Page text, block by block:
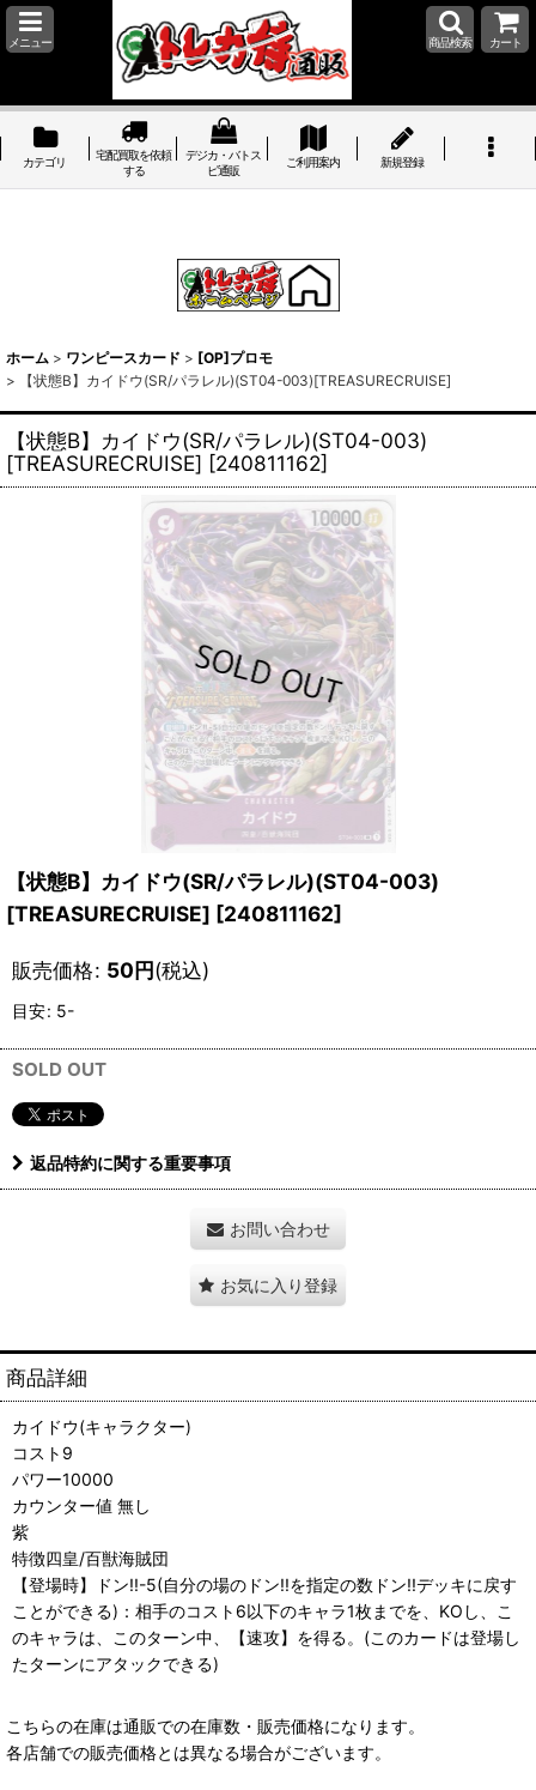
メニュー 商品検索 カート
カテゴリ
宅配買取を依頼
する
デジカ・バトス
ピ通販
ご利用案内 新規登録
ホーム > ワンピースカード > [OP]プロモ
>
【状態B】カイドウ(SR/パラレル)(ST04-003)[TREASURECRUISE]
【状態B】カイドウ(SR/パラレル)(ST04-003)
[TREASURECRUISE] [240811162]
【状態B】カイドウ(SR/パラレル)(ST04-003)
[TREASURECRUISE] [240811162]
販売価格: 50円(税込)
目安: 5-
SOLD OUT
返品特約に関する重要事項
お問い合わせ
お気に入り登録
商品詳細
カイドウ(キャラクター)
コスト9
パワー10000
カウンター値 無し
紫
特徴四皇/百獣海賊団
【登場時】ドン!!-5(自分の場のドン!!を指定の数ドン!!デッキに戻す
ことができる)：相手のコスト6以下のキャラ1枚までを、KOし、こ
のキャラは、このターン中、【速攻】を得る。(このカードは登場し
たターンにアタックできる)
こちらの在庫は通販での在庫数・販売価格になります。
各店舗での販売価格とは異なる場合がございます。